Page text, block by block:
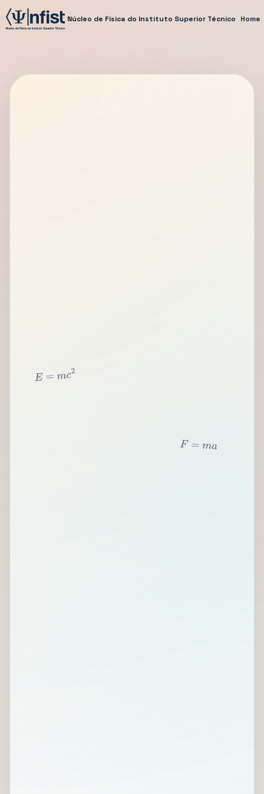
Núcleo de Física do Instituto Superior Técnico Home
E= 2
F =ma